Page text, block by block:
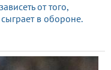
от того,
в обороне.